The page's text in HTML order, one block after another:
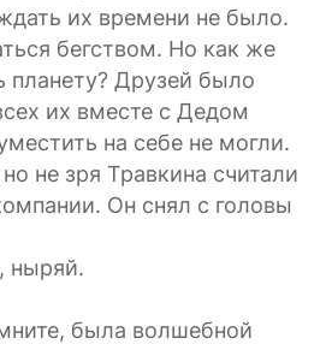
их времени не было.
бегством. Но как же
планету? Друзей было
их вместе с Дедом
на себе не могли.
не зря Травкина считали
Он снял с головы
ныряй.
была волшебной